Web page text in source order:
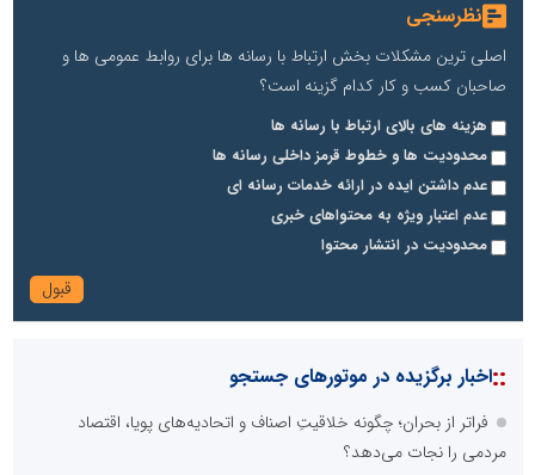
نظرسنجی
اصلی ترین مشکلات بخش ارتباط با رسانه ها برای روابط عمومی ها و
صاحبان کسب و کار کدام گزینه است؟
هزینه های بالای ارتباط با رسانه ها
محدودیت ها و خطوط قرمز داخلی رسانه ها
عدم داشتن ایده در ارائه خدمات رسانه ای
عدم اعتبار ویژه به محتواهای خبری
محدودیت در انتشار محتوا
::اخبار برگزیده در موتورهای جستجو
فراتر از بحران؛ چگونه خلاقیتِ اصناف و اتحادیه‌های پویا، اقتصاد
مردمی را نجات می‌دهد؟